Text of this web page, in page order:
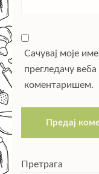
Сачувај моје
прегледачу
коментаришем.
Претрага